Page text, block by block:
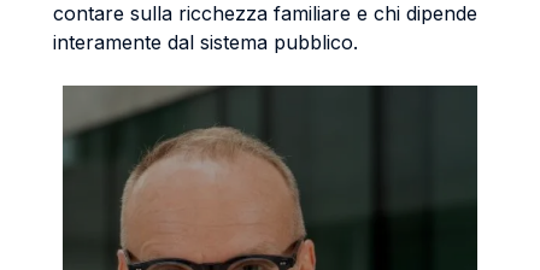
contare sulla ricchezza familiare e chi dipende
interamente dal sistema pubblico.